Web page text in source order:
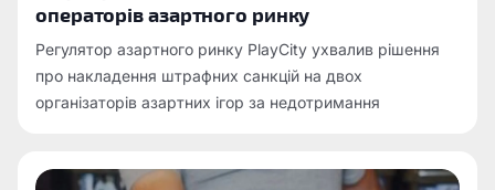
операторів азартного ринку
Регулятор азартного ринку PlayCity ухвалив рішення
про накладення штрафних санкцій на двох
організаторів азартних ігор за недотримання